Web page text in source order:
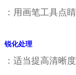
：用画笔工具点
锐化处理
：适当提高清晰